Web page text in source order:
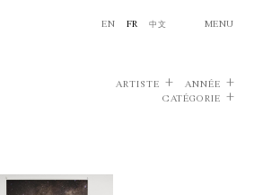
EN FR 中文 MENU
ARTISTE
ANNÉE
CATÉGORIE